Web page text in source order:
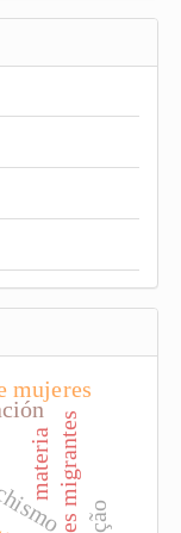
mujeres
materia